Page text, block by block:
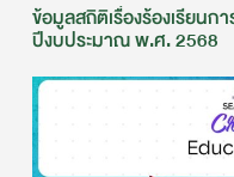
ข้อมูลสถิติเรื่องร้องเรียนก
ปีงบประมาณ พ.ศ. 2568